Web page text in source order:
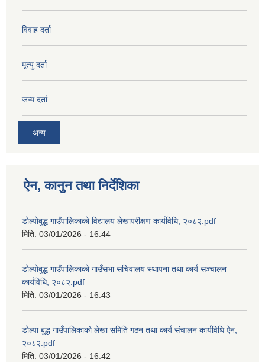
विवाह दर्ता
मृत्यु दर्ता
जन्म दर्ता
अन्य
ऐन, कानुन तथा निर्देशिका
डोल्पोबुद्ध गाउँपालिकाको विद्यालय लेखापरीक्षण कार्यविधि, २०८२.pdf
मिति: 03/01/2026 - 16:44
डोल्पोबुद्ध गाउँपालिकाको गाउँसभा सचिवालय स्थापना तथा कार्य सञ्चालन
कार्यविधि, २०८२.pdf
मिति: 03/01/2026 - 16:43
डोल्पा बुद्ध गाउँपालिकाको लेखा समिति गठन तथा कार्य संचालन कार्यविधि ऐन,
२०८२.pdf
मिति: 03/01/2026 - 16:42